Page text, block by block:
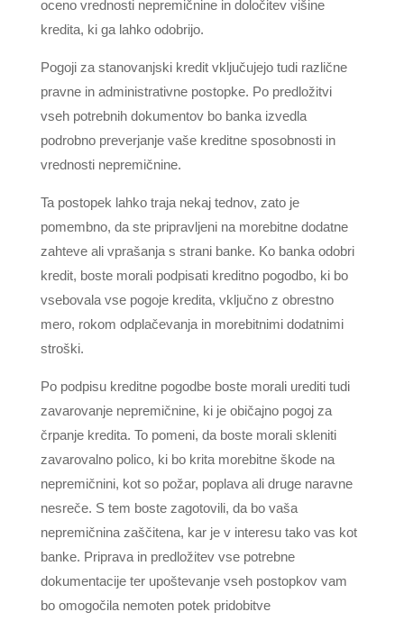
oceno vrednosti nepremičnine in določitev višine
kredita, ki ga lahko odobrijo.
Pogoji za stanovanjski kredit vključujejo tudi različne
pravne in administrativne postopke. Po predložitvi
vseh potrebnih dokumentov bo banka izvedla
podrobno preverjanje vaše kreditne sposobnosti in
vrednosti nepremičnine.
Ta postopek lahko traja nekaj tednov, zato je
pomembno, da ste pripravljeni na morebitne dodatne
zahteve ali vprašanja s strani banke. Ko banka odobri
kredit, boste morali podpisati kreditno pogodbo, ki bo
vsebovala vse pogoje kredita, vključno z obrestno
mero, rokom odplačevanja in morebitnimi dodatnimi
stroški.
Po podpisu kreditne pogodbe boste morali urediti tudi
zavarovanje nepremičnine, ki je običajno pogoj za
črpanje kredita. To pomeni, da boste morali skleniti
zavarovalno polico, ki bo krita morebitne škode na
nepremičnini, kot so požar, poplava ali druge naravne
nesreče. S tem boste zagotovili, da bo vaša
nepremičnina zaščitena, kar je v interesu tako vas kot
banke. Priprava in predložitev vse potrebne
dokumentacije ter upoštevanje vseh postopkov vam
bo omogočila nemoten potek pridobitve